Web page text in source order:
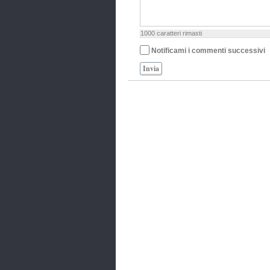
1000 caratteri rimasti
Notificami i commenti successivi
Invia